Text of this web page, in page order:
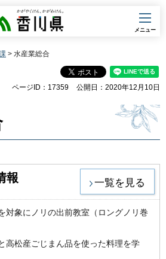
香川県
メニュー
> 水産業総合
ページID：17359 公開日：2020年12月10日
報 一覧を見る
対象にノリの出前教室（ロングノリ巻
高松産ごじまん品を使った料理を学